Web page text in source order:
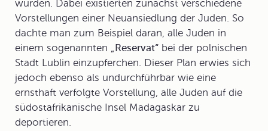
wurden. Dabei existierten zunächst verschiedene
Vorstellungen einer Neuansiedlung der Juden. So
dachte man zum Beispiel daran, alle Juden in
einem sogenannten „Reservat“ bei der polnischen
Stadt Lublin einzupferchen. Dieser Plan erwies sich
jedoch ebenso als undurchführbar wie eine
ernsthaft verfolgte Vorstellung, alle Juden auf die
südostafrikanische Insel Madagaskar zu
deportieren.